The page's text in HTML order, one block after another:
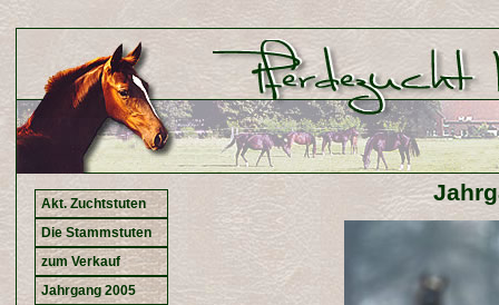
Akt. Zuchtstuten
Die Stammstuten
zum Verkauf
Jahrgang 2005